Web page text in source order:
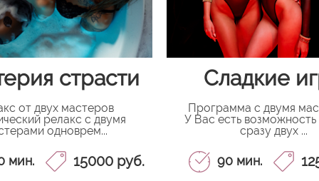
страсти
от двух мастеров
релакс с двумя
одноврем...
мин. 15000 руб.
Сладкие
Программа с двумя
У Вас есть возможность
сразу двух ...
90 мин.